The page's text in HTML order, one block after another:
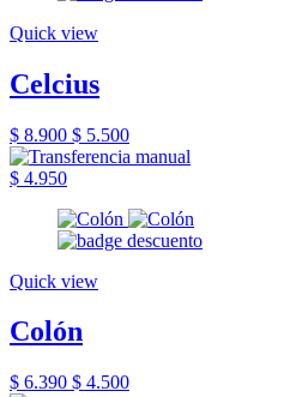
Quick view
Celcius
$ 8.900 $ 5.500
$ 4.950
Quick view
Colón
$ 6.390 $ 4.500